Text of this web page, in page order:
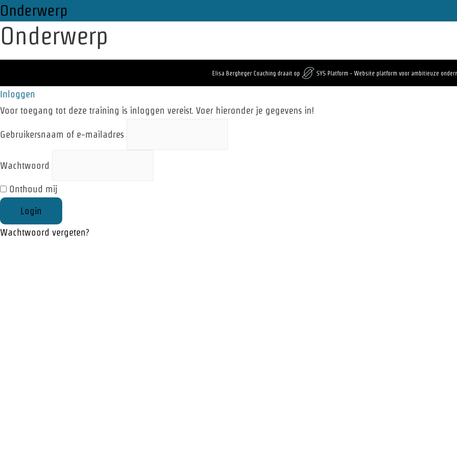
Onderwerp
Onderwerp
Elisa Bergheger Coaching draait op SYS Platform - Website platform voor ambitieuze
Inloggen
Voor toegang tot deze training is inloggen vereist. Voer hieronder je gegevens in!
Gebruikersnaam of e-mailadres
Wachtwoord
Onthoud mij
Wachtwoord vergeten?